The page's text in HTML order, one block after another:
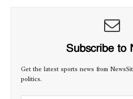
Subscribe to
Get the latest sports news from
politics.